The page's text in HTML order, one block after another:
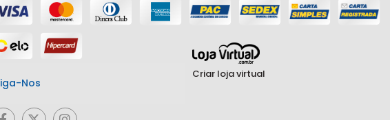
Nos
Criar loja virtual